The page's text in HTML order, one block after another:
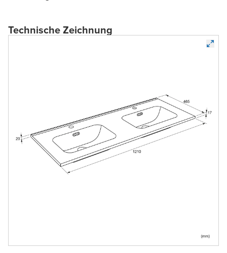
Technische Zeichnung